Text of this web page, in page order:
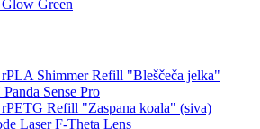
Green
Shimmer Refill "Bleščeča jelka"
Sense Pro
Refill "Zaspana koala" (siva)
Laser F-Theta Lens